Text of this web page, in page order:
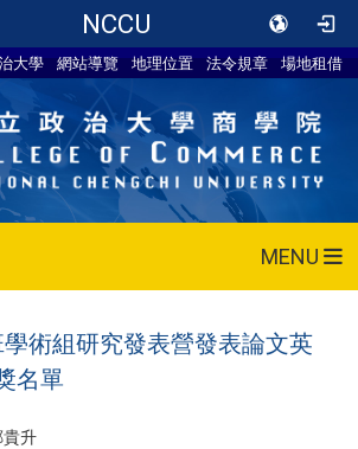
NCCU
大學 網站導覽 地理位置 法令規章 場地租借
MENU
學術組研究發表營發表論文英
名單
貴升